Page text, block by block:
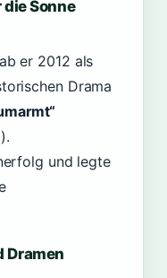
Sonne
er 2012 als
Drama
und legte
Dramen